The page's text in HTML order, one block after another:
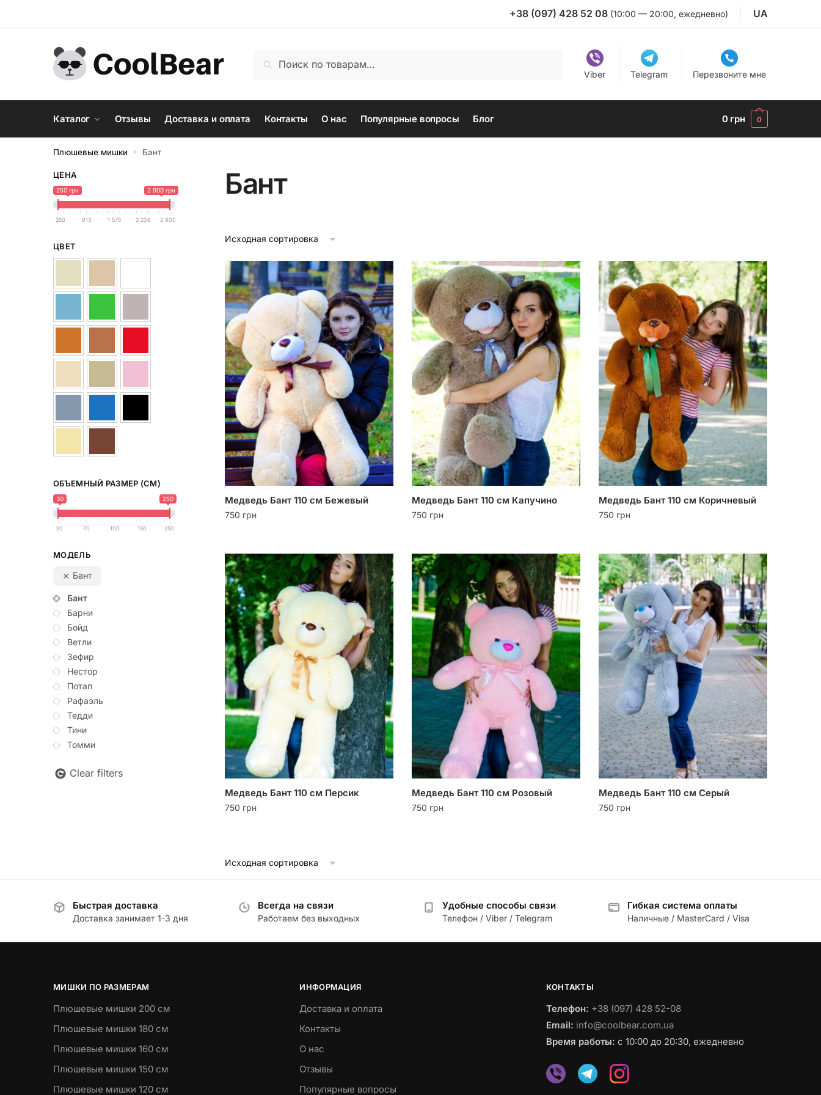
+38 (097) 428 52 08 (10:00 — 20:00, ежедневно) UA
Поиск
Viber Telegram Перезвоните мне
Каталог Отзывы Доставка и оплата Контакты О нас Популярные вопросы Блог 0 грн 0
Плюшевые мишки » Бант
Бант
Медведь Бант 110 см Бежевый
750 грн
Медведь Бант 110 см Капучино
750 грн
Медведь Бант 110 см Коричневый
750 грн
Медведь Бант 110 см Персик
750 грн
Медведь Бант 110 см Розовый
750 грн
Медведь Бант 110 см Серый
750 грн
ЦЕНА
250 грн 2 900 грн
250 913 1 575 2 238 2 900
ЦВЕТ
ОБЪЕМНЫЙ РАЗМЕР (СМ)
30 250
30 70 100 150 250
МОДЕЛЬ
Бант
Бант
Барни
Бойд
Ветли
Зефир
Нестор
Потап
Рафаэль
Тедди
Тини
Томми
Clear filters
Быстрая доставка
Доставка занимает 1-3 дня
Всегда на связи
Работаем без выходных
Удобные способы связи
Телефон / Viber / Telegram
Гибкая система оплаты
Наличные / MasterCard / Visa
МИШКИ ПО РАЗМЕРАМ
Плюшевые мишки 200 см
Плюшевые мишки 180 см
Плюшевые мишки 160 см
Плюшевые мишки 150 см
Плюшевые мишки 120 см
ИНФОРМАЦИЯ
Доставка и оплата
Контакты
О нас
Отзывы
Популярные вопросы
КОНТАКТЫ
Телефон: +38 (097) 428 52-08
Email: info@coolbear.com.ua
Время работы: с 10:00 до 20:30, ежедневно